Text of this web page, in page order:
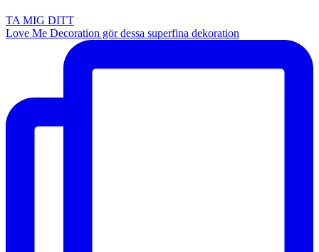
TA MIG DITT
Love Me Decoration gör dessa superfina dekoration